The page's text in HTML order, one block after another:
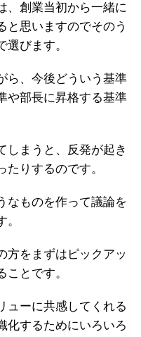
、創業当初から一緒に
と思いますのでそのう
びます。
ら、今後どういう基準
や部長に昇格する基準
しまうと、反発が起き
りするのです。
なものを作って議論を
方をまずはピックアッ
とです。
ューに共感してくれる
化するためにいろいろ